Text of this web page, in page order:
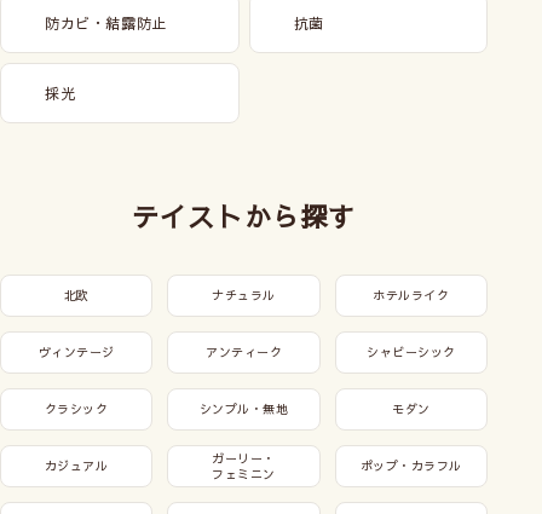
防カビ・結露防止 抗菌
採光
テイストから探す
北欧 ナチュラル ホテルライク
ヴィンテージ アンティーク シャビーシック
クラシック シンプル・無地 モダン
カジュアル
ガーリー・
フェミニン
ポップ・カラフル